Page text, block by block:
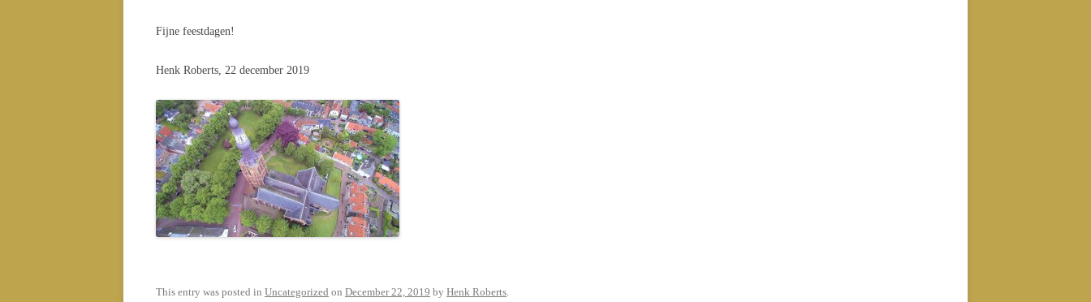
Fijne feestdagen!
Henk Roberts, 22 december 2019
This entry was posted in Uncategorized on December 22, 2019 by Henk Roberts.